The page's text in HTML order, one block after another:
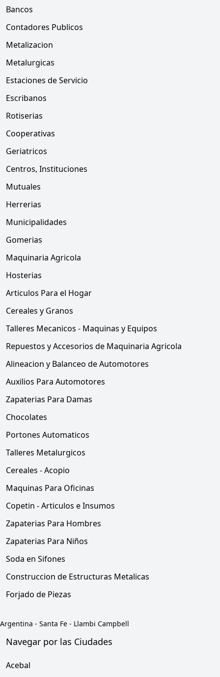
Bancos
Contadores Publicos
Metalizacion
Metalurgicas
Estaciones de Servicio
Escribanos
Rotiserias
Cooperativas
Geriatricos
Centros, Instituciones
Mutuales
Herrerias
Municipalidades
Gomerias
Maquinaria Agricola
Hosterias
Articulos Para el Hogar
Cereales y Granos
Talleres Mecanicos - Maquinas y Equipos
Repuestos y Accesorios de Maquinaria Agricola
Alineacion y Balanceo de Automotores
Auxilios Para Automotores
Zapaterias Para Damas
Chocolates
Portones Automaticos
Talleres Metalurgicos
Cereales - Acopio
Maquinas Para Oficinas
Copetin - Articulos e Insumos
Zapaterias Para Hombres
Zapaterias Para Niños
Soda en Sifones
Construccion de Estructuras Metalicas
Forjado de Piezas
Argentina - Santa Fe - Llambi Campbell
Navegar por las Ciudades
Acebal